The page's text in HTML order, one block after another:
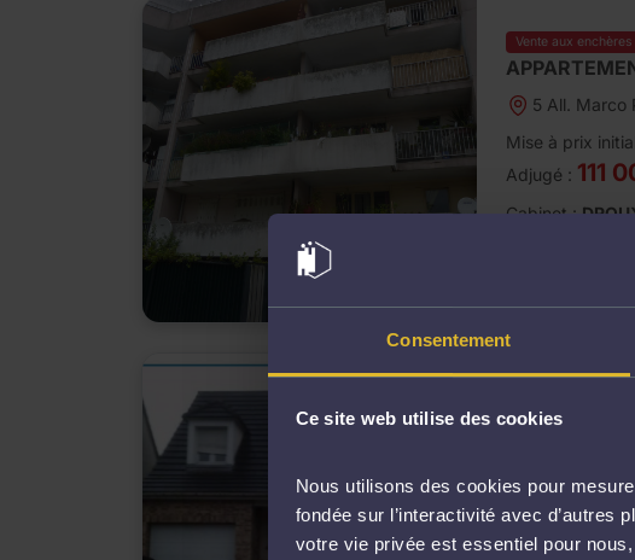
Consentement
Ce site web utilise des cookies
Nous utilisons des cookies pour
fondée sur l’interactivité avec
votre vie privée est essentiel pour
Vente aux enchères
5 All. Marco
Mise à prix
Adjugé : 111
Cabinet :
Pavillon
Mise à prix :
Cabinet : PMH